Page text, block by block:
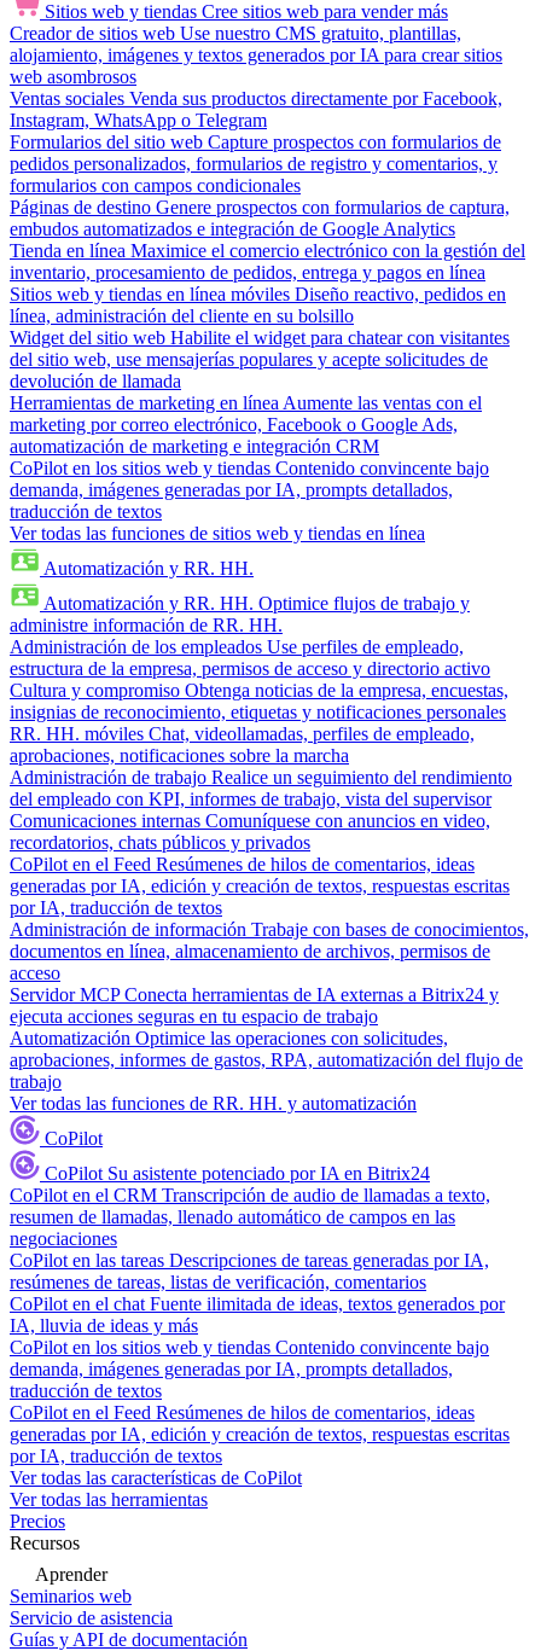
Sitios web y tiendas Cree sitios web para vender más
Creador de sitios web Use nuestro CMS gratuito, plantillas,
alojamiento, imágenes y textos generados por IA para crear sitios
web asombrosos
Ventas sociales Venda sus productos directamente por Facebook,
Instagram, WhatsApp o Telegram
Formularios del sitio web Capture prospectos con formularios de
pedidos personalizados, formularios de registro y comentarios, y
formularios con campos condicionales
Páginas de destino Genere prospectos con formularios de captura,
embudos automatizados e integración de Google Analytics
Tienda en línea Maximice el comercio electrónico con la gestión del
inventario, procesamiento de pedidos, entrega y pagos en línea
Sitios web y tiendas en línea móviles Diseño reactivo, pedidos en
línea, administración del cliente en su bolsillo
Widget del sitio web Habilite el widget para chatear con visitantes
del sitio web, use mensajerías populares y acepte solicitudes de
devolución de llamada
Herramientas de marketing en línea Aumente las ventas con el
marketing por correo electrónico, Facebook o Google Ads,
automatización de marketing e integración CRM
CoPilot en los sitios web y tiendas Contenido convincente bajo
demanda, imágenes generadas por IA, prompts detallados,
traducción de textos
Ver todas las funciones de sitios web y tiendas en línea
Automatización y RR. HH.
Automatización y RR. HH. Optimice flujos de trabajo y
administre información de RR. HH.
Administración de los empleados Use perfiles de empleado,
estructura de la empresa, permisos de acceso y directorio activo
Cultura y compromiso Obtenga noticias de la empresa, encuestas,
insignias de reconocimiento, etiquetas y notificaciones personales
RR. HH. móviles Chat, videollamadas, perfiles de empleado,
aprobaciones, notificaciones sobre la marcha
Administración de trabajo Realice un seguimiento del rendimiento
del empleado con KPI, informes de trabajo, vista del supervisor
Comunicaciones internas Comuníquese con anuncios en video,
recordatorios, chats públicos y privados
CoPilot en el Feed Resúmenes de hilos de comentarios, ideas
generadas por IA, edición y creación de textos, respuestas escritas
por IA, traducción de textos
Administración de información Trabaje con bases de conocimientos,
documentos en línea, almacenamiento de archivos, permisos de
acceso
Servidor MCP Conecta herramientas de IA externas a Bitrix24 y
ejecuta acciones seguras en tu espacio de trabajo
Automatización Optimice las operaciones con solicitudes,
aprobaciones, informes de gastos, RPA, automatización del flujo de
trabajo
Ver todas las funciones de RR. HH. y automatización
CoPilot
CoPilot Su asistente potenciado por IA en Bitrix24
CoPilot en el CRM Transcripción de audio de llamadas a texto,
resumen de llamadas, llenado automático de campos en las
negociaciones
CoPilot en las tareas Descripciones de tareas generadas por IA,
resúmenes de tareas, listas de verificación, comentarios
CoPilot en el chat Fuente ilimitada de ideas, textos generados por
IA, lluvia de ideas y más
CoPilot en los sitios web y tiendas Contenido convincente bajo
demanda, imágenes generadas por IA, prompts detallados,
traducción de textos
CoPilot en el Feed Resúmenes de hilos de comentarios, ideas
generadas por IA, edición y creación de textos, respuestas escritas
por IA, traducción de textos
Ver todas las características de CoPilot
Ver todas las herramientas
Precios
Recursos
Aprender
Seminarios web
Servicio de asistencia
Guías y API de documentación